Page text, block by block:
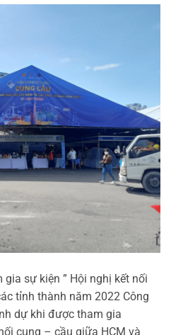
gia sự kiện ” Hội nghị kết nối
tỉnh thành năm 2022 Công
dự khi được tham gia
cung – cầu giữa HCM và